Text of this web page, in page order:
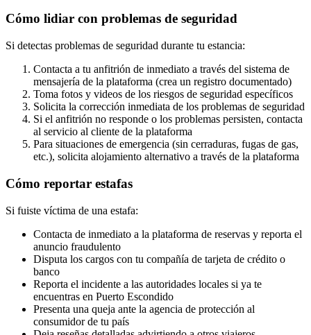
Cómo lidiar con problemas de seguridad
Si detectas problemas de seguridad durante tu estancia:
Contacta a tu anfitrión de inmediato a través del sistema de
mensajería de la plataforma (crea un registro documentado)
Toma fotos y videos de los riesgos de seguridad específicos
Solicita la corrección inmediata de los problemas de seguridad
Si el anfitrión no responde o los problemas persisten, contacta
al servicio al cliente de la plataforma
Para situaciones de emergencia (sin cerraduras, fugas de gas,
etc.), solicita alojamiento alternativo a través de la plataforma
Cómo reportar estafas
Si fuiste víctima de una estafa:
Contacta de inmediato a la plataforma de reservas y reporta el
anuncio fraudulento
Disputa los cargos con tu compañía de tarjeta de crédito o
banco
Reporta el incidente a las autoridades locales si ya te
encuentras en Puerto Escondido
Presenta una queja ante la agencia de protección al
consumidor de tu país